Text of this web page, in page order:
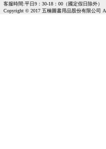
客服時間:平日9：30-18：00（國定假日除外）
Copyright © 2017 五楠圖書用品股份有限公司